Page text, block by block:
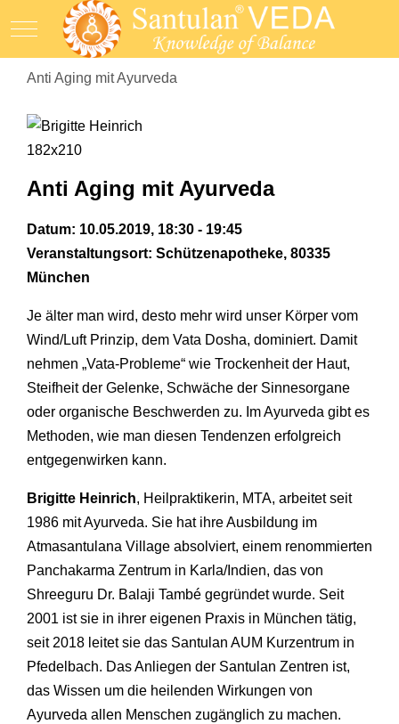
Mobile Menu Toggle
Anti Aging mit Ayurveda
Anti Aging mit Ayurveda
Datum: 10.05.2019, 18:30 - 19:45
Veranstaltungsort: Schützenapotheke, 80335
München
Je älter man wird, desto mehr wird unser Körper vom
Wind/Luft Prinzip, dem Vata Dosha, dominiert. Damit
nehmen „Vata-Probleme“ wie Trockenheit der Haut,
Steifheit der Gelenke, Schwäche der Sinnesorgane
oder organische Beschwerden zu. Im Ayurveda gibt es
Methoden, wie man diesen Tendenzen erfolgreich
entgegenwirken kann.
Brigitte Heinrich, Heilpraktikerin, MTA, arbeitet seit
1986 mit Ayurveda. Sie hat ihre Ausbildung im
Atmasantulana Village absolviert, einem renommierten
Panchakarma Zentrum in Karla/Indien, das von
Shreeguru Dr. Balaji També gegründet wurde. Seit
2001 ist sie in ihrer eigenen Praxis in München tätig,
seit 2018 leitet sie das Santulan AUM Kurzentrum in
Pfedelbach. Das Anliegen der Santulan Zentren ist,
das Wissen um die heilenden Wirkungen von
Ayurveda allen Menschen zugänglich zu machen.